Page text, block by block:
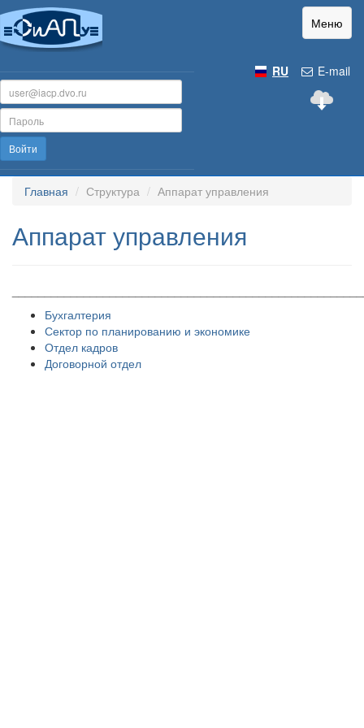
Меню
E-mail
RU
Войти
Главная Структура Аппарат управления
Аппарат управления
Бухгалтерия
Сектор по планированию и экономике
Отдел кадров
Договорной отдел